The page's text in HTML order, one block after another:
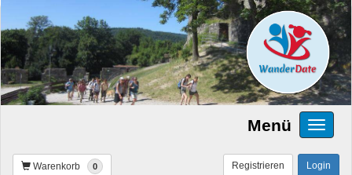
Menü
Warenkorb 0 Login
Registrieren